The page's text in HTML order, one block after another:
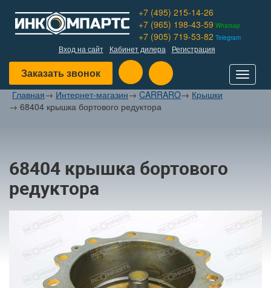
+7 (495) 215-14-26
+7 (965) 198-43-59 Whatsap
+7 (905) 719-53-82 Telegram
Вход на сайт Кабинет дилера Регистрация
Заказать звонок
Toggle
Главная→ Интернет-магазин→ CARRARO→ Крышки
→ 68404 крышка бортового редуктора
68404 крышка бортового
редуктора